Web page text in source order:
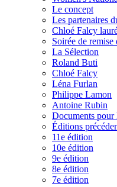
Le concept
Les partenaires
Chloé Falcy
Soirée de
La Sélection
Roland Buti
Chloé Falcy
Léna Furlan
Philippe Lamon
Antoine Rubin
Documents pour
Éditions
11e édition
10e édition
9e édition
8e édition
7e édition